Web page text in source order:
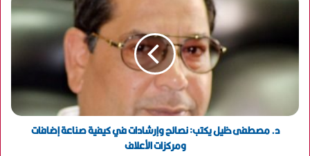
د. مصطفى خليل يكتب: نصائح وإرشادات في كيفية صناعة إضافات
ومركزات الأعلاف